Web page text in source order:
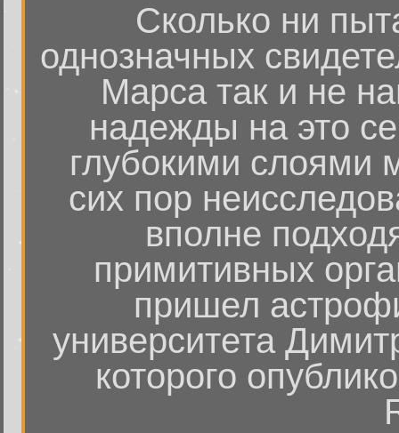
Сколько ни
однозначных
Марса так и не
надежды на это
глубокими слоями
сих пор
вполне
примитивных
пришел
университета
которого